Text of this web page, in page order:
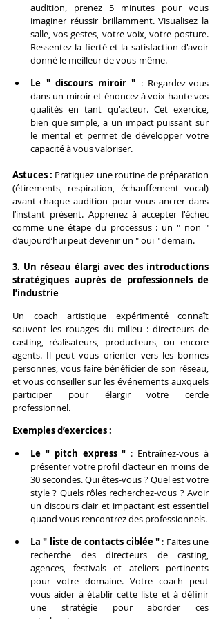
audition, prenez 5 minutes pour vous
imaginer réussir brillamment. Visualisez la
salle, vos gestes, votre voix, votre posture.
Ressentez la fierté et la satisfaction d'avoir
donné le meilleur de vous-même.
Le " discours miroir " : Regardez-vous
dans un miroir et énoncez à voix haute vos
qualités en tant qu'acteur. Cet exercice,
bien que simple, a un impact puissant sur
le mental et permet de développer votre
capacité à vous valoriser.
Astuces : Pratiquez une routine de préparation
(étirements, respiration, échauffement vocal)
avant chaque audition pour vous ancrer dans
l’instant présent. Apprenez à accepter l'échec
comme une étape du processus : un " non "
d’aujourd’hui peut devenir un " oui " demain.
3. Un réseau élargi avec des introductions
stratégiques auprès de professionnels de
l’industrie
Un coach artistique expérimenté connaît
souvent les rouages du milieu : directeurs de
casting, réalisateurs, producteurs, ou encore
agents. Il peut vous orienter vers les bonnes
personnes, vous faire bénéficier de son réseau,
et vous conseiller sur les événements auxquels
participer pour élargir votre cercle
professionnel.
Exemples d’exercices :
Le " pitch express " : Entraînez-vous à
présenter votre profil d’acteur en moins de
30 secondes. Qui êtes-vous ? Quel est votre
style ? Quels rôles recherchez-vous ? Avoir
un discours clair et impactant est essentiel
quand vous rencontrez des professionnels.
La " liste de contacts ciblée " : Faites une
recherche des directeurs de casting,
agences, festivals et ateliers pertinents
pour votre domaine. Votre coach peut
vous aider à établir cette liste et à définir
une stratégie pour aborder ces